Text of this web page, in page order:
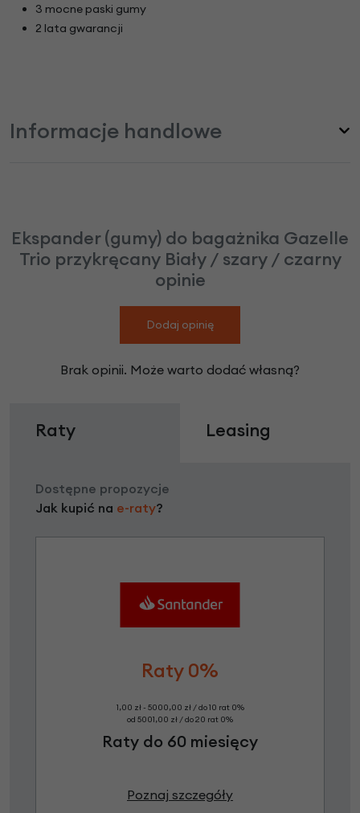
3 mocne paski gumy
2 lata gwarancji
Informacje handlowe
Ekspander (gumy) do bagażnika Gazelle
Trio przykręcany Biały / szary / czarny
opinie
Dodaj opinię
Brak opinii. Może warto dodać własną?
Raty Leasing
Dostępne propozycje
Jak kupić na e-raty?
Raty 0%
1,00 zł - 5000,00 zł / do 10 rat 0%
od 5001,00 zł / do 20 rat 0%
Raty do 60 miesięcy
Poznaj szczegóły